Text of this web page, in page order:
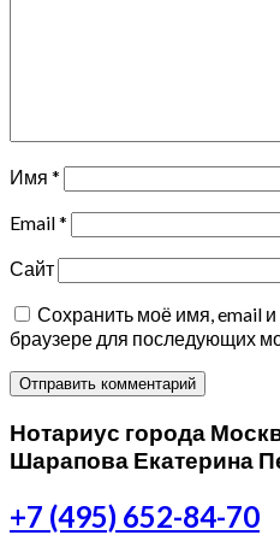
Имя *
Email*
Сайт
Сохранить моё имя, email и
браузере для последующих
Нотариус города
Шарапова Екатерина
+7 (495) 652-84-70